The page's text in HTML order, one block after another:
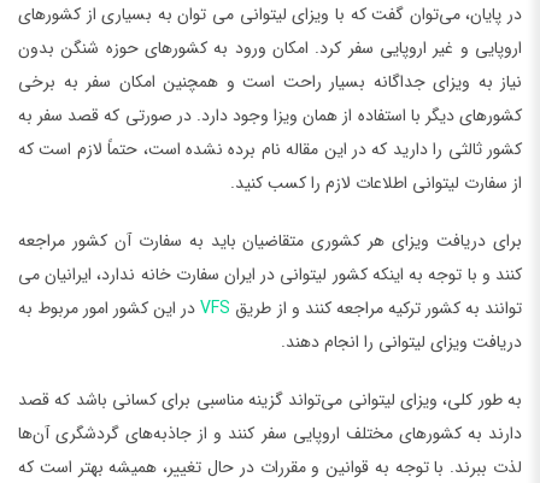
در پایان، می‌توان گفت که با ویزای لیتوانی می توان به بسیاری از کشورهای
اروپایی و غیر اروپایی سفر کرد. امکان ورود به کشورهای حوزه شنگن بدون
نیاز به ویزای جداگانه بسیار راحت است و همچنین امکان سفر به برخی
کشورهای دیگر با استفاده از همان ویزا وجود دارد. در صورتی که قصد سفر به
کشور ثالثی را دارید که در این مقاله نام برده نشده است، حتماً لازم است که
از سفارت لیتوانی اطلاعات لازم را کسب کنید.
برای دریافت ویزای هر کشوری متقاضیان باید به سفارت آن کشور مراجعه
کنند و با توجه به اینکه کشور لیتوانی در ایران سفارت خانه ندارد، ایرانیان می
توانند به کشور ترکیه مراجعه کنند و از طریق VFSدر این کشور امور مربوط به
دریافت ویزای لیتوانی را انجام دهند.
به طور کلی، ویزای لیتوانی می‌تواند گزینه مناسبی برای کسانی باشد که قصد
دارند به کشورهای مختلف اروپایی سفر کنند و از جاذبه‌های گردشگری آن‌ها
لذت ببرند. با توجه به قوانین و مقررات در حال تغییر، همیشه بهتر است که